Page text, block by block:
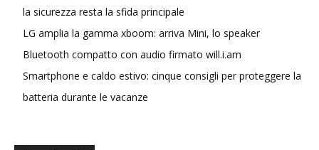
la sicurezza resta la sfida principale
LG amplia la gamma xboom: arriva Mini, lo speaker
Bluetooth compatto con audio firmato will.i.am
Smartphone e caldo estivo: cinque consigli per proteggere la
batteria durante le vacanze